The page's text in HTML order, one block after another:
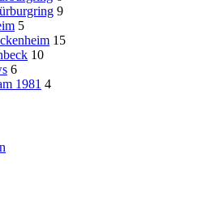
9
5
15
10
6
1981 4